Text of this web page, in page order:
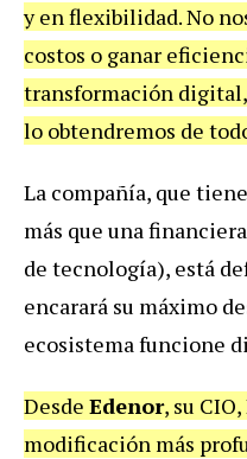
y en flexibilidad. No
costos o ganar
transformación digital,
lo obtendremos de
La compañía, que
más que una
de tecnología), está
encarará su máximo
ecosistema funcione
Desde Edenor, su
modificación más